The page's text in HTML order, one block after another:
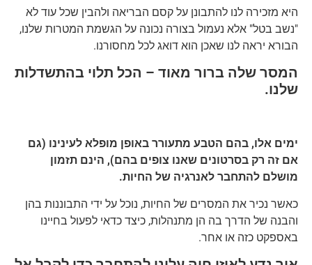
היא מזכירה לנו להתבונן על קסם הבריאה ולהבין שכל עוד לא
"נשב בטל" אלא נעמול בצורה נכונה על הגשמת המטרות שלנו,
הבורא יראה לנו שאכן הוא דואג לכל מחסורנו.
המסר שלה ברור מאוד – הכל תלוי בהתשדלות
שלנו.
ימים אלו, בהם הטבע מתעורר באופן מופלא לעינינו (גם
אם זה רק בסרטונים שאנו צופים בהם), הינם תזמון
מושלם להתחבר לאנרגיה של החיות.
כאשר נכיר את המסרים של החיות, נוכל על ידי התבוננות בהן
והבנה של הדרך בה הן מתנהלות, כיצד כדאי לפעול בחיינו
באספקט כזה או אחר.